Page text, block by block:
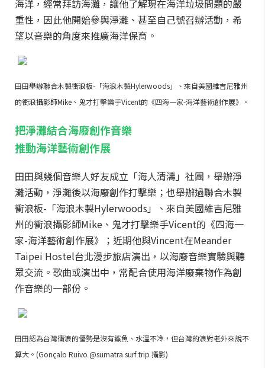
海洋，經常拜訪海灘，讓他了解現在海洋垃圾問題的嚴
重性，因此他開始參與淨灘、甚至自己號召辦活動，希
望以音樂的角度來推廣海洋保育。
田田舉辦聯合木製衝浪板-「海浪木製Hylerwoods」、來自美國維吉尼雅州
的衝浪攝影師Mike、鬼才打擊樂手Vicent的《四海一家-海洋藝術創作展》。
把淨灘結合海廢創作音樂
推動海洋藝術創作展
田田與幾個音樂人好友成立「海人清濤」社團，舉辦淨
灘活動，淨灘後以海廢創作打擊樂；也舉辦過聯合木製
衝浪板-「海浪木製Hylerwoods」、來自美國維吉尼雅
州的衝浪攝影師Mike、鬼才打擊樂手Vicent的《四海一
家-海洋藝術創作展》；近期他與Vincent在Meander
Taipei Hostel台北漫步旅店演出，以海廢音樂實驗與聽
眾交流。歌曲或演出中，常配合使用海洋廢棄物作為創
作音樂的一部份。
田田認為台灣衝浪的優勢是沒有鯊魚、水溫不冷，但台灣的浪對老外來說不
算大。(Gonçalo Ruivo @sumatra surf trip 攝影)